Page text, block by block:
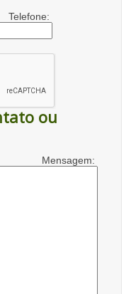
Telefone:
ou
Mensagem: